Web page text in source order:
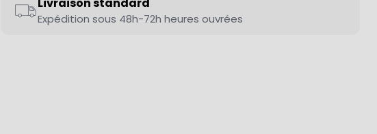
Expédition sous 48h-72h heures ouvrées